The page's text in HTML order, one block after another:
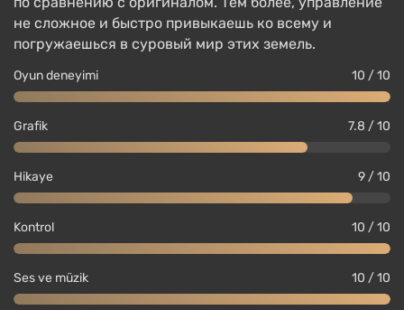
не сложное и быстро привыкаешь ко всему и
погружаешься в суровый мир этих земель.
Oyun deneyimi 10 / 10
Grafik 7.8 / 10
Hikaye 9 / 10
Kontrol 10 / 10
Ses ve müzik 10 / 10